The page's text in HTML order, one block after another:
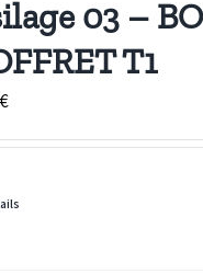
03 –
T1
€